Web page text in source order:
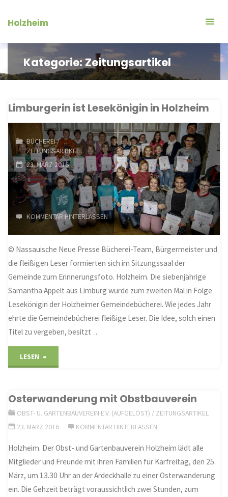
InhaltHolzheim
Kategorie:Zeitungsartikel
Limburgerin ist Lesekönigin in Holzheim
BÜCHEREI/
ZEITUNGSARTIKEL
23. MÄRZ 2016
KOMMENTAR HINTERLASSEN
© Nassauische Neue Presse Bücherei-Team, Bürgermeister und
die fleißigen Leser formierten sich im Sitzungssaal der
Gemeinde zum Erinnerungsfoto. Holzheim. Die siebenjährige
Samantha Appelt aus Limburg wurde zum zweiten Mal in Folge
Lesekönigin der Holzheimer Gemeindebücherei. Wie jedes Jahr
ehrte die Gemeindebücherei fleißige Leser. Die Idee, solch einen
Titel zu vergeben, besitzt …
LESEN
Lesekönigin
Osterwanderung mit Obstbauverein
OBST- U. GARTENBAUVEREIN E.V. (AUFGELÖST) / ZEITUNGSARTIKEL
23. MÄRZ 2016
KOMMENTAR HINTERLASSEN
Holzheim. Der Obst- und Gartenbauverein Holzheim lädt alle
Mitglieder und Freunde mit ihren Familien für Karfreitag, den 25.
März, um 13.30 Uhr an der Ardeckhalle zu einer Osterwanderung
ein. Die Gehzeit beträgt voraussichtlich zwei Stunden, zum